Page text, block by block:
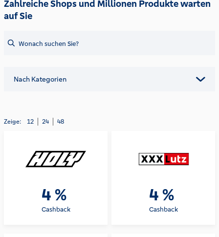
Zahlreiche Shops und Millionen Produkte warten
auf Sie
Nach Kategorien
Zeige: 12 24 48
4 %
Cashback
4 %
Cashback